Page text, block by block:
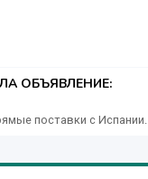
ОБЪЯВЛЕНИЕ:
поставки с Испании.